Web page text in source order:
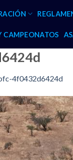
CAMPEONATOS
4f0432d6424d